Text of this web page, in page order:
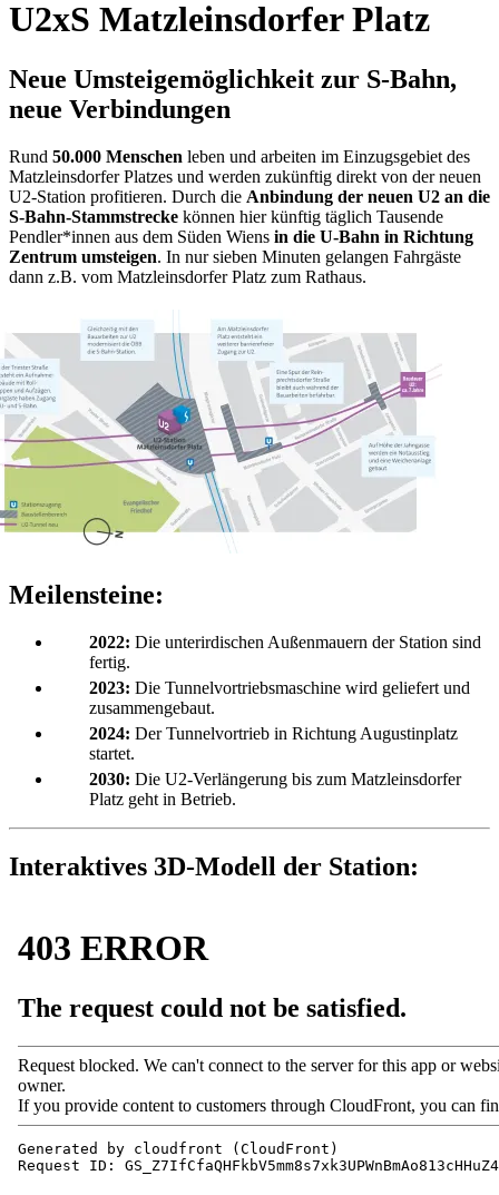
U2xS Matzleinsdorfer Platz
Neue Umsteigemöglichkeit zur S-Bahn,
neue Verbindungen
Rund 50.000 Menschen leben und arbeiten im Einzugsgebiet des
Matzleinsdorfer Platzes und werden zukünftig direkt von der neuen
U2-Station profitieren. Durch die Anbindung der neuen U2 an die
S-Bahn-Stammstrecke können hier künftig täglich Tausende
Pendler*innen aus dem Süden Wiens in die U-Bahn in Richtung
Zentrum umsteigen. In nur sieben Minuten gelangen Fahrgäste
dann z.B. vom Matzleinsdorfer Platz zum Rathaus.
Meilensteine:
2022: Die unterirdischen Außenmauern der Station sind
fertig.
2023: Die Tunnelvortriebsmaschine wird geliefert und
zusammengebaut.
2024: Der Tunnelvortrieb in Richtung Augustinplatz
startet.
2030: Die U2-Verlängerung bis zum Matzleinsdorfer
Platz geht in Betrieb.
Interaktives 3D-Modell der Station: